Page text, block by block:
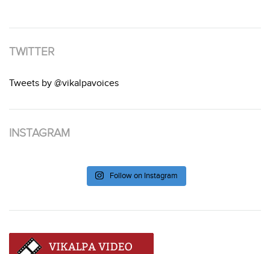
TWITTER
Tweets by @vikalpavoices
INSTAGRAM
Follow on Instagram